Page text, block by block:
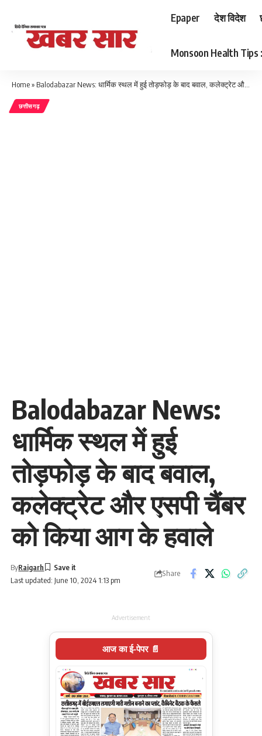
Epaper देश विदेश
Monsoon Health Tips :
Home» Balodabazar News: धार्मिक स्थल में हुई तोड़फोड़ के बाद बवाल, कलेक्ट्रेट और एसपी चैंबर को किया आग के हवाले
छत्तीसगढ़
Balodabazar News:
धार्मिक स्थल में हुई
तोड़फोड़ के बाद बवाल,
कलेक्ट्रेट और एसपी चैंबर
को किया आग के हवाले
Last updated: June 10, 2024 1:13 pm
ByRaigarh
Share
Advertisement
आज का ई-पेपर 📄